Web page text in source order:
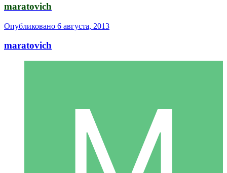
maratovich
Опубликовано 6 августа, 2013
maratovich